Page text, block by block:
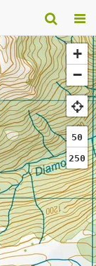
+
−
50
250